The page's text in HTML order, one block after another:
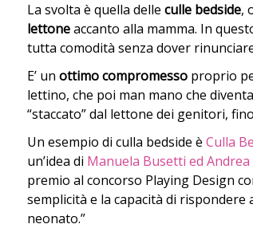
La svolta è quella delle culle bedside,
lettoneaccanto alla mamma. In
tutta comodità senza dover
E’ un ottimocompromesso proprio
lettino, che poi man mano che
“staccato” dal lettone dei genitori,
Un esempio di culla bedside è Culla
un’idea di Manuela Busetti ed
premio al concorso Playing Design
semplicità e la capacità di
neonato.”